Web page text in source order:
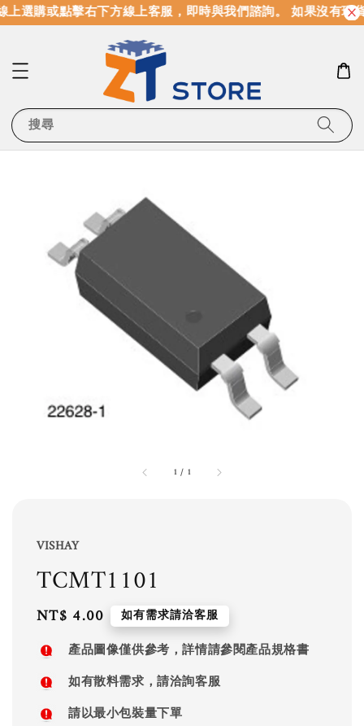
選購或點擊右下方線上客服，即時與我們諮詢。 如果沒有現
搜尋
1 / 1
VISHAY
TCMT1101
Regular
price
NT$ 4.00 如有需求請洽客服
產品圖像僅供參考，詳情請參閱產品規格書
如有散料需求，請洽詢客服
請以最小包裝量下單